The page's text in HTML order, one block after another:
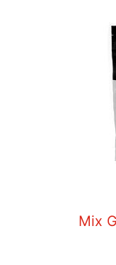
Mix